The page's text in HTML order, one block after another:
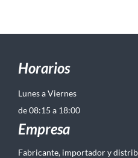
Horarios
Lunes a Viernes
de 08:15 a 18:00
Empresa
Fabricante, importador y